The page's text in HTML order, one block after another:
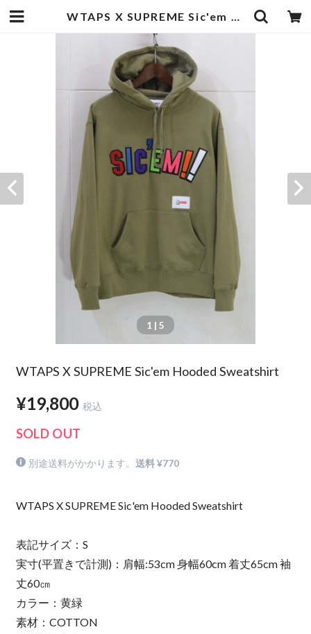
WTAPS X SUPREME Sic'em Hooded Sweatshirt | goodbadstore
1 | 5
WTAPS X SUPREME Sic'em Hooded Sweatshirt
¥19,800 税込
SOLD OUT
別途送料がかかります。送料 ¥770
WTAPS X SUPREME Sic'em Hooded Sweatshirt
表記サイズ：S
実寸(平置きで計測)：肩幅:53cm 身幅60cm 着丈65cm 袖
丈60㎝
カラー：黄緑
素材：COTTON